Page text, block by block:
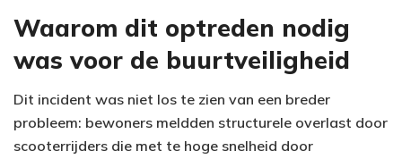
Waarom dit optreden nodig
was voor de buurtveiligheid
Dit incident was niet los te zien van een breder
probleem: bewoners meldden structurele overlast door
scooterrijders die met te hoge snelheid door